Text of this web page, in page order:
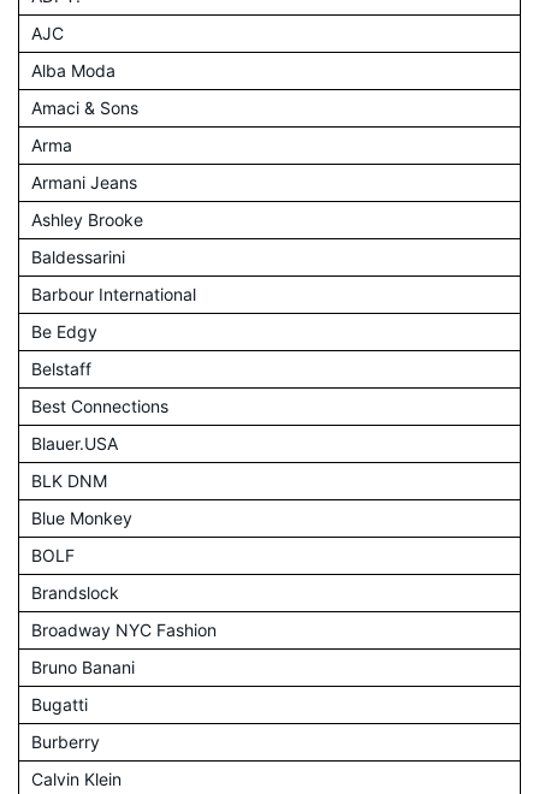
AJC
Alba Moda
Amaci & Sons
Arma
Armani Jeans
Ashley Brooke
Baldessarini
Barbour International
Be Edgy
Belstaff
Best Connections
Blauer.USA
BLK DNM
Blue Monkey
BOLF
Brandslock
Broadway NYC Fashion
Bruno Banani
Bugatti
Burberry
Calvin Klein